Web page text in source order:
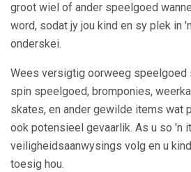
groot wiel of ander speelgoed
word, sodat jy jou kind en sy plek in
onderskei.
Wees versigtig oorweeg speelgoed
spin speelgoed, bromponies,
skates, en ander gewilde items wat
ook potensieel gevaarlik. As u so 'n
veiligheidsaanwysings volg en u
toesig hou.